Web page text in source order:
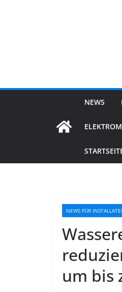
NEWS
NEWS FÜR
um bis